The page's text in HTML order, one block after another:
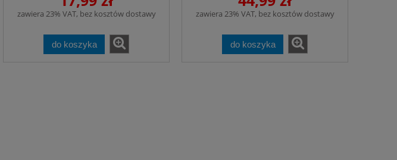
zawiera 23% VAT, bez kosztów dostawy
do koszyka
zawiera 23% VAT, bez kosztów dostawy
do koszyka